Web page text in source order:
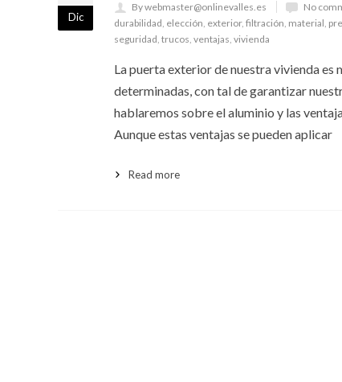
Dic
By webmaster@onlinevalles.es No
durabilidad, elección, exterior, filtración, material,
seguridad, trucos, ventajas, vivienda
La puerta exterior de nuestra vivienda
determinadas, con tal de garantizar
hablaremos sobre el aluminio y las
Aunque estas ventajas se pueden aplicar
Read more